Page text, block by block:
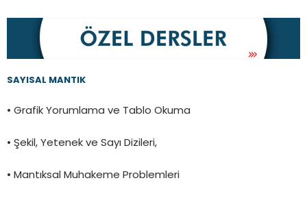
SAYISAL MANTIK
• Grafik Yorumlama ve Tablo Okuma
• Şekil, Yetenek ve Sayı Dizileri,
• Mantıksal Muhakeme Problemleri